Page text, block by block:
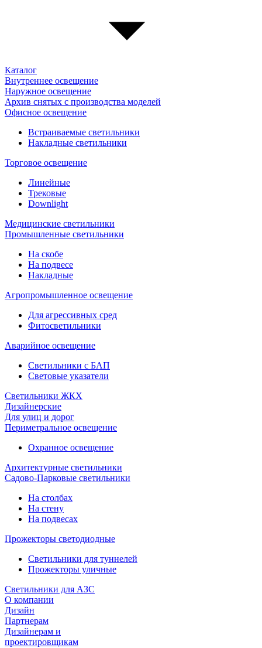
Каталог
Внутреннее освещение
Наружное освещение
Архив снятых с производства моделей
Офисное освещение
Встраиваемые светильники
Накладные светильники
Торговое освещение
Линейные
Трековые
Downlight
Медицинские светильники
Промышленные светильники
На скобе
На подвесе
Накладные
Агропромышленное освещение
Для агрессивных сред
Фитосветильники
Аварийное освещение
Светильники с БАП
Световые указатели
Светильники ЖКХ
Дизайнерские
Для улиц и дорог
Периметральное освещение
Охранное освещение
Архитектурные светильники
Садово-Парковые светильники
На столбах
На стену
На подвесах
Прожекторы светодиодные
Светильники для туннелей
Прожекторы уличные
Светильники для АЗС
О компании
Дизайн
Партнерам
Дизайнерам и
проектировщикам